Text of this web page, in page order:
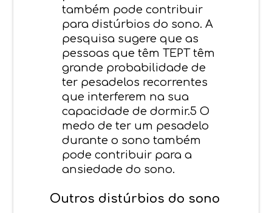
também pode contribuir
para distúrbios do sono. A
pesquisa sugere que as
pessoas que têm TEPT têm
grande probabilidade de
ter pesadelos recorrentes
que interferem na sua
capacidade de dormir.5 O
medo de ter um pesadelo
durante o sono também
pode contribuir para a
ansiedade do sono.
Outros distúrbios do sono